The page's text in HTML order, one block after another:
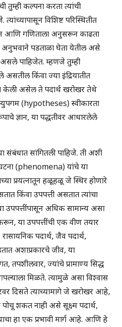
तुम्ही कल्पना करता त्यांची
विशिष्ट परिस्थितीत
आणि गणिताला अनुसरून काढता
अनुभवाने पडताळा घेता येतील असे
पाहिजेत. म्हणजे तुम्ही
किंवा ज्या इंद्रियातीत
केली असेल ते पदार्थ खरोखर तेथे
(hypotheses) स्वीकारता
ज्ञान, या पद्धतीवर आधारलेले
संबंधात सांगितली पाहिजे. ती अशी
घटना (phenomena) यांचे या
प्रयत्नातून हळूहळू जे स्थिर होणारे
किंवा उपपत्ती असतात त्यांचा
उपपत्तींपासून अधिक सामान्य असा
करून, या उपपत्तींची एक वीण तयार
पदार्थ, जैव पदार्थ,
अशाप्रकारचे जीव, या
तपशीलवार, ज्यांचे प्रामाण्य सिद्ध
मिळते. त्यामुळे असा विश्वास
दिसते त्याच्यामागे जे खरोखर आहे,
शकत नाही असे सूक्ष्म पदार्थ,
हा एक प्रभावी मार्ग आहे. आणि हे